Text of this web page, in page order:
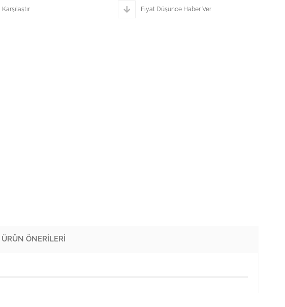
Karşılaştır Fiyat Düşünce Haber Ver
ÜRÜN ÖNERILERI